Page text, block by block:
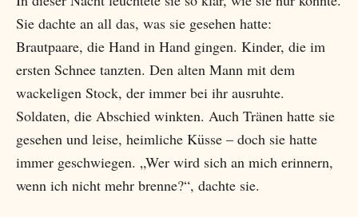
Sie dachte an all das, was sie gesehen hatte:
Brautpaare, die Hand in Hand gingen. Kinder, die im
ersten Schnee tanzten. Den alten Mann mit dem
wackeligen Stock, der immer bei ihr ausruhte.
Soldaten, die Abschied winkten. Auch Tränen hatte sie
gesehen und leise, heimliche Küsse – doch sie hatte
immer geschwiegen. „Wer wird sich an mich erinnern,
wenn ich nicht mehr brenne?“, dachte sie.